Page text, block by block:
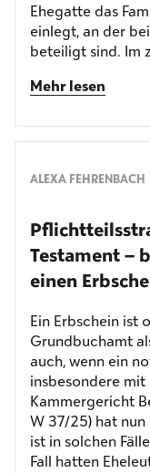
Ehegatte das
einlegt, an der
beteiligt sind. Im
Mehr lesen
ALEXA FEHRENBACH
Testament –
einen
Ein Erbschein ist
Grundbuchamt
auch, wenn ein
insbesondere
Kammergericht
W 37/25) hat nun
ist in solchen
Fall hatten